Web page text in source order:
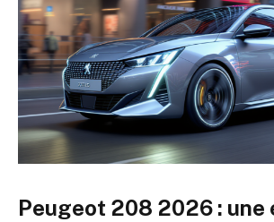
Peugeot 208 2026 : une